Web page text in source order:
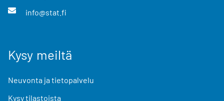
info@stat.fi
Kysy meiltä
Neuvonta ja tietopalvelu
Kysy tilastoista